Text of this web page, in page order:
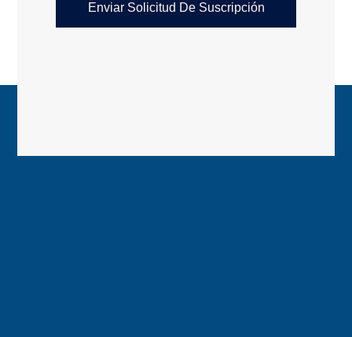
Enviar Solicitud De Suscripción